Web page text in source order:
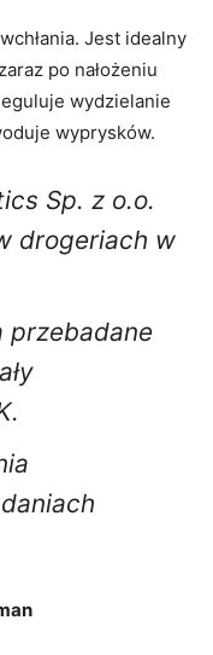
Jest idealny
po nałożeniu
wydzielanie
wyprysków.
Sp. z o.o.
drogeriach w
przebadane